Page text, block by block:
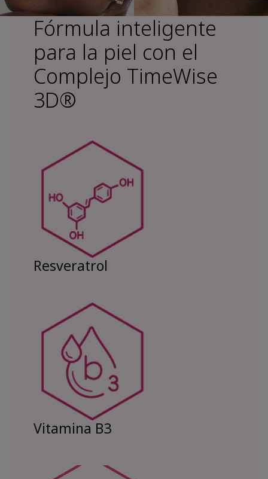
Fórmula inteligente
para la piel con el
Complejo TimeWise
3D®
Resveratrol
Vitamina B3